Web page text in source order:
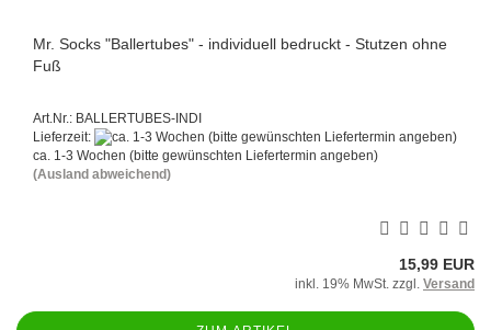
Mr. Socks "Ballertubes" - individuell bedruckt - Stutzen ohne
Fuß
Art.Nr.: BALLERTUBES-INDI
Lieferzeit:
ca. 1-3 Wochen (bitte gewünschten Liefertermin angeben)
(Ausland abweichend)
15,99 EUR
inkl. 19% MwSt. zzgl. Versand